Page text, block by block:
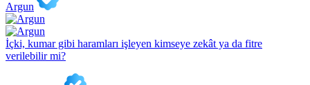
Argun
İçki, kumar gibi haramları işleyen kimseye zekât ya da fitre
verilebilir mi?